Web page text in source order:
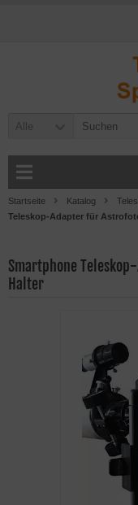
Alle
Startseite Katalog
Teleskop-Adapter für
Smartphone
Halter